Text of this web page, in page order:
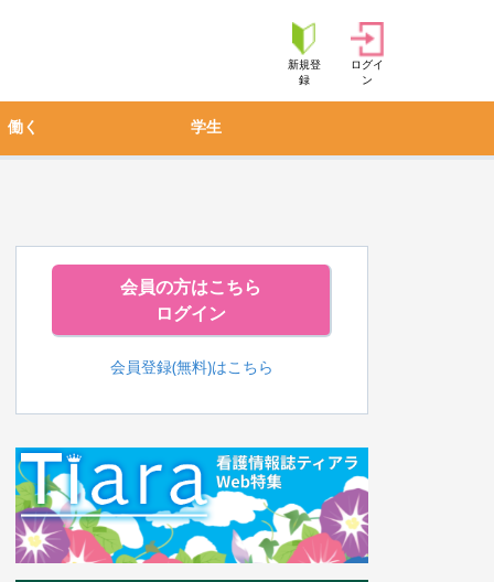
新規登
録
ログイ
ン
働く 学生
会員の方はこちら
ログイン
会員登録(無料)はこちら